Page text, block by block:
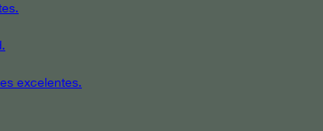
excelentes.